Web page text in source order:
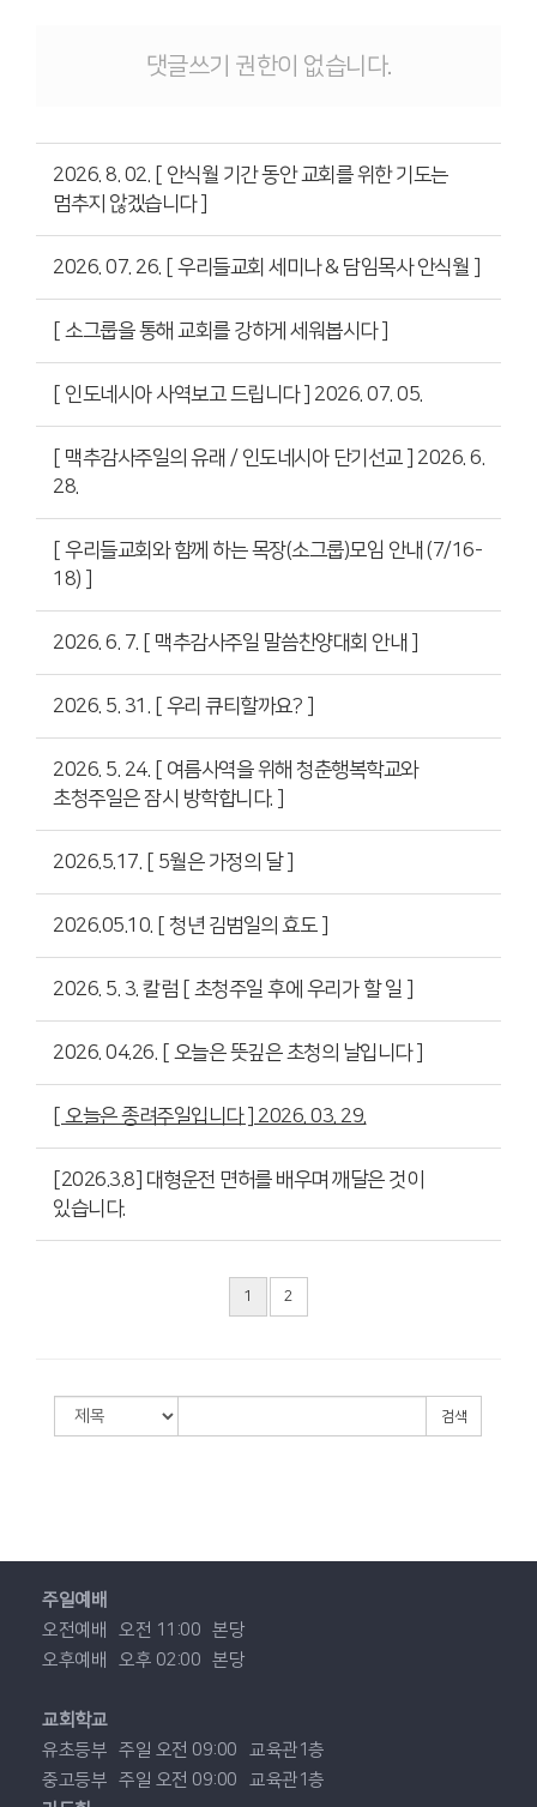
댓글쓰기 권한이 없습니다.
2026. 8. 02. [ 안식월 기간 동안 교회를 위한 기도는
멈추지 않겠습니다 ]
2026. 07. 26. [ 우리들교회 세미나 & 담임목사 안식월 ]
[ 소그룹을 통해 교회를 강하게 세워봅시다 ]
[ 인도네시아 사역보고 드립니다 ] 2026. 07. 05.
[ 맥추감사주일의 유래 / 인도네시아 단기선교 ] 2026. 6.
28.
[ 우리들교회와 함께 하는 목장(소그룹)모임 안내 (7/16-
18) ]
2026. 6. 7. [ 맥추감사주일 말씀찬양대회 안내 ]
2026. 5. 31. [ 우리 큐티할까요? ]
2026. 5. 24. [ 여름사역을 위해 청춘행복학교와
초청주일은 잠시 방학합니다. ]
2026.5.17. [ 5월은 가정의 달 ]
2026.05.10. [ 청년 김범일의 효도 ]
2026. 5. 3. 칼럼 [ 초청주일 후에 우리가 할 일 ]
2026. 04.26. [ 오늘은 뜻깊은 초청의 날입니다 ]
[ 오늘은 종려주일입니다 ] 2026. 03. 29.
[2026.3.8] 대형운전 면허를 배우며 깨달은 것이
있습니다.
1 2
검색
주일예배
오전예배
오전 11:00 본당
오후예배
오후 02:00 본당
교회학교
유초등부 주일 오전 09:00
교육관1층
중고등부 주일 오전 09:00
교육관1층